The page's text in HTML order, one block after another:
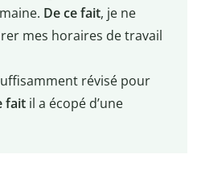
De ce fait, je ne
mes horaires de travail
révisé pour
faitil a écopé d’une